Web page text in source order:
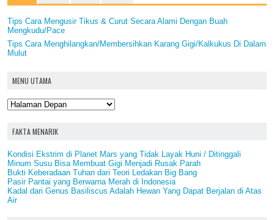
Tips Cara Mengusir Tikus & Curut Secara Alami Dengan Buah
Mengkudu/Pace
Tips Cara Menghilangkan/Membersihkan Karang Gigi/Kalkukus Di Dalam
Mulut
MENU UTAMA
FAKTA MENARIK
Kondisi Ekstrim di Planet Mars yang Tidak Layak Huni / Ditinggali
Minum Susu Bisa Membuat Gigi Menjadi Rusak Parah
Bukti Keberadaan Tuhan dari Teori Ledakan Big Bang
Pasir Pantai yang Berwarna Merah di Indonesia
Kadal dari Genus Basiliscus Adalah Hewan Yang Dapat Berjalan di Atas
Air